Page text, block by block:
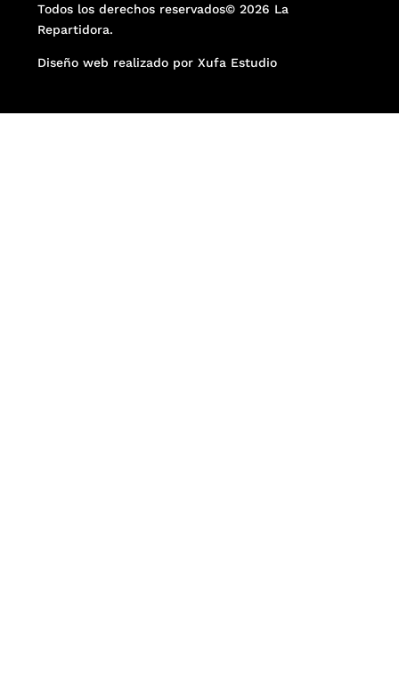
Todos los derechos reservados© 2026 La
Repartidora.
Diseño web realizado por Xufa Estudio